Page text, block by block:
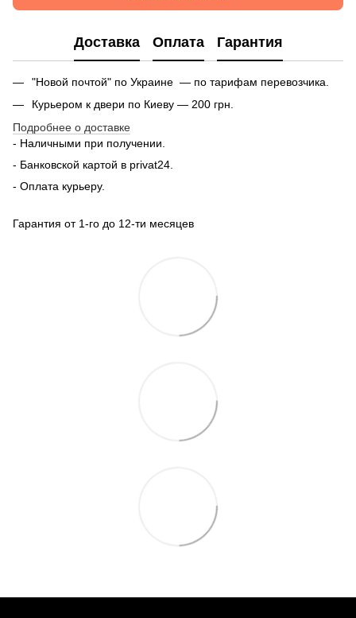
Доставка Оплата Гарантия
"Новой почтой" по Украине — по тарифам перевозчика.
Курьером к двери по Киеву — 200 грн.
Подробнее о доставке
- Наличными при получении.
- Банковской картой в privat24.
- Оплата курьеру.
Гарантия от 1-го до 12-ти месяцев